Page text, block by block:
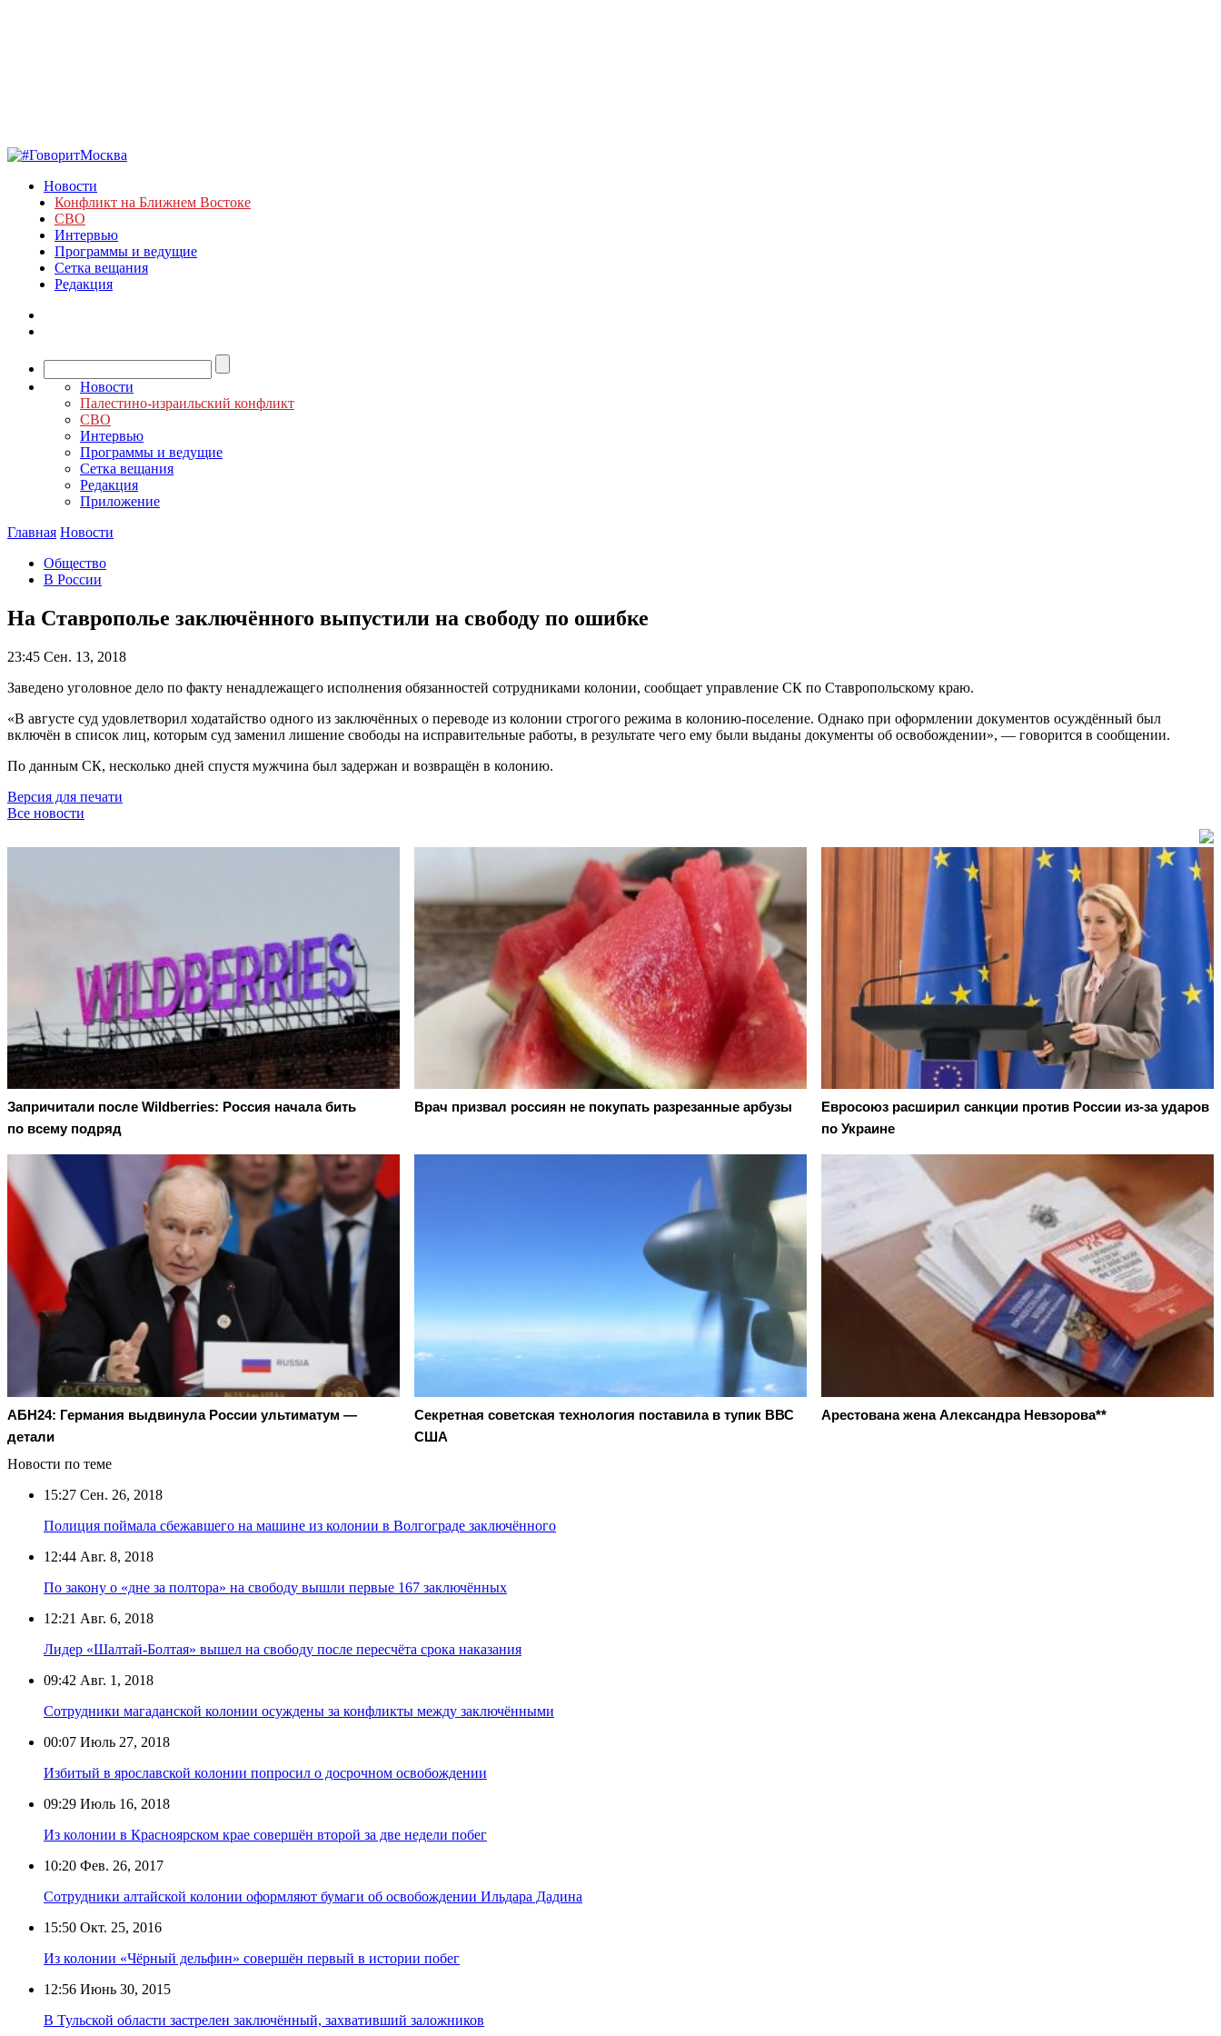
Новости
Конфликт на Ближнем Востоке
СВО
Интервью
Программы и ведущие
Сетка вещания
Редакция
Новости
Палестино-израильский конфликт
СВО
Интервью
Программы и ведущие
Сетка вещания
Редакция
Приложение
Главная Новости
Общество
В России
На Ставрополье заключённого выпустили на свободу по ошибке
23:45 Сен. 13, 2018
Заведено уголовное дело по факту ненадлежащего исполнения обязанностей сотрудниками колонии, сообщает управление СК по Ставропольскому краю.
«В августе суд удовлетворил ходатайство одного из заключённых о переводе из колонии строгого режима в колонию-поселение. Однако при оформлении документов осуждённый был
включён в список лиц, которым суд заменил лишение свободы на исправительные работы, в результате чего ему были выданы документы об освобождении», — говорится в сообщении.
По данным СК, несколько дней спустя мужчина был задержан и возвращён в колонию.
Версия для печати
Все новости
Запричитали после Wildberries: Россия начала бить
по всему подряд
Врач призвал россиян не покупать разрезанные арбузы
Евросоюз расширил санкции против России из-за ударов
по Украине
АБН24: Германия выдвинула России ультиматум —
детали
Секретная советская технология поставила в тупик ВВС
США
Арестована жена Александра Невзорова**
Новости по теме
15:27 Сен. 26, 2018
Полиция поймала сбежавшего на машине из колонии в Волгограде заключённого
12:44 Авг. 8, 2018
По закону о «дне за полтора» на свободу вышли первые 167 заключённых
12:21 Авг. 6, 2018
Лидер «Шалтай-Болтая» вышел на свободу после пересчёта срока наказания
09:42 Авг. 1, 2018
Сотрудники магаданской колонии осуждены за конфликты между заключёнными
00:07 Июль 27, 2018
Избитый в ярославской колонии попросил о досрочном освобождении
09:29 Июль 16, 2018
Из колонии в Красноярском крае совершён второй за две недели побег
10:20 Фев. 26, 2017
Сотрудники алтайской колонии оформляют бумаги об освобождении Ильдара Дадина
15:50 Окт. 25, 2016
Из колонии «Чёрный дельфин» совершён первый в истории побег
12:56 Июнь 30, 2015
В Тульской области застрелен заключённый, захвативший заложников